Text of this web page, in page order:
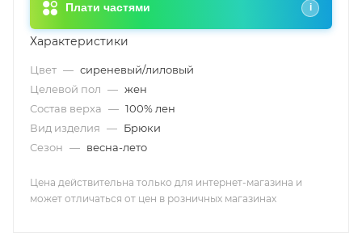
Плати частями i
Характеристики
Цвет — сиреневый/лиловый
Целевой пол — жен
Состав верха — 100% лен
Вид изделия — Брюки
Сезон — весна-лето
Цена действительна только для интернет-магазина и
может отличаться от цен в розничных магазинах